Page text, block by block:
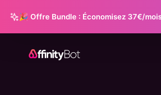
🎉 Offre Bundle : Économisez 37€/